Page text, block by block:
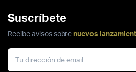
Suscríbete
Recibe avisos sobre nuevos